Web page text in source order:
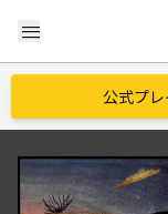
menu
公式プ